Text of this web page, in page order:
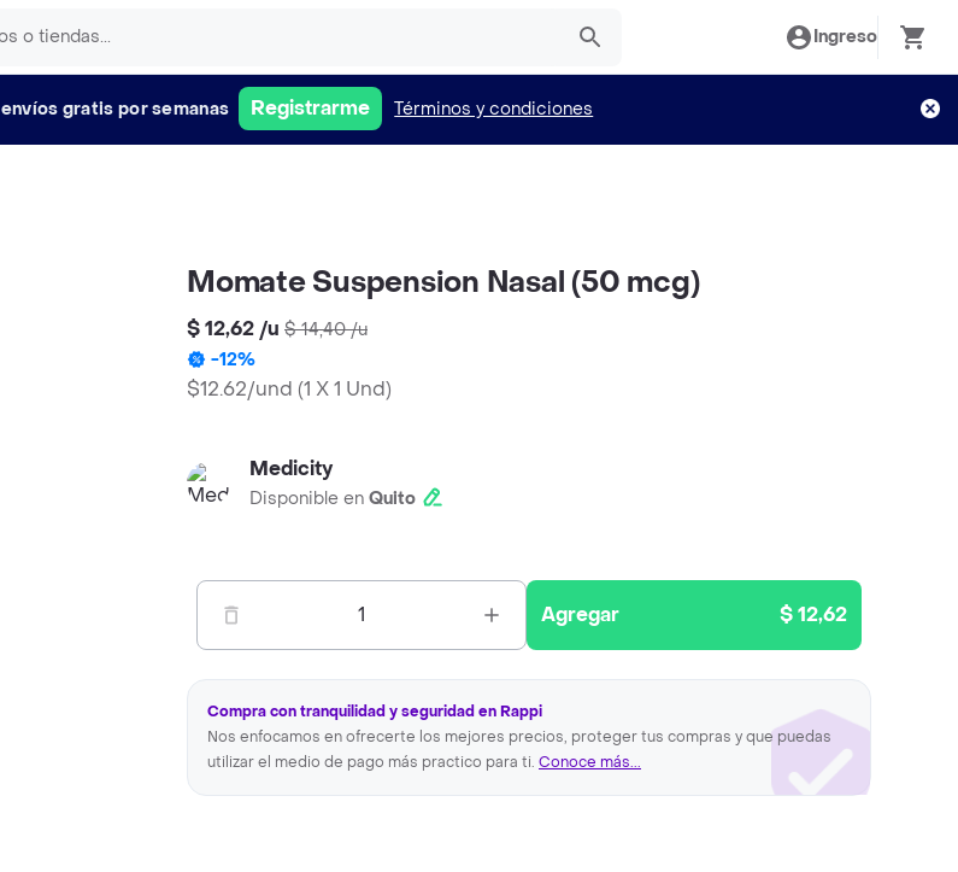
Ingreso
envíos gratis por semanas Registrarme Términos y condiciones
Momate Suspension Nasal (50 mcg)
$ 12,62 /u $ 14,40/u
-12%
$12.62/und (1 X 1 Und)
Medicity
Disponible en Quito
1 Agregar $ 12,62
Compra con tranquilidad y seguridad en Rappi
Nos enfocamos en ofrecerte los mejores precios, proteger tus compras y que puedas
utilizar el medio de pago más practico para ti. Conoce más...